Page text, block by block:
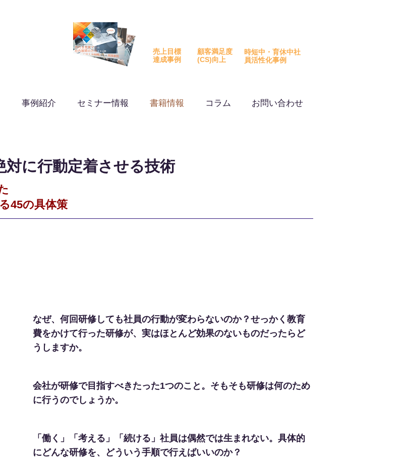
売上目標
​達成事例
顧客満足度
​(CS)向上
時短中・育休中社
員活性化事例
事例紹介 セミナー情報 書籍情報 コラム お問い合わせ
対に行動定着させる技術
45の具体策
​なぜ、何回研修しても社員の行動が変わらないのか？せっかく教育
費をかけて行った研修が、実はほとんど効果のないものだったらど
うしますか。
会社が研修で目指すべきたった1つのこと。そもそも研修は何のため
に行うのでしょうか。
「働く」「考える」「続ける」社員は偶然では生まれない。具体的
にどんな研修を、どういう手順で行えばいいのか？